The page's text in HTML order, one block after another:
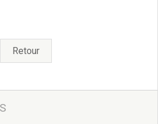
voir
Retour